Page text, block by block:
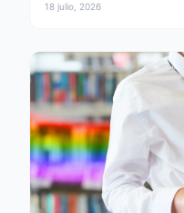
18 julio, 2026